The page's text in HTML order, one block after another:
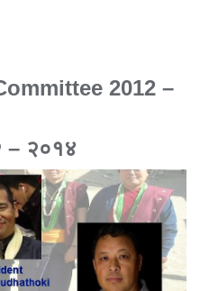
2012 –
– २०१४